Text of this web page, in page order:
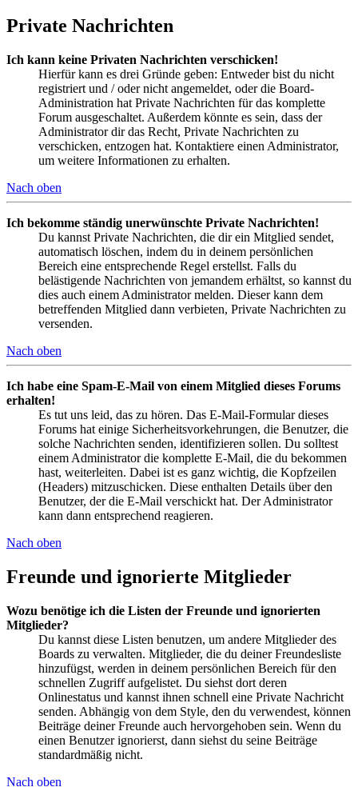
Private Nachrichten
Ich kann keine Privaten Nachrichten verschicken!
Hierfür kann es drei Gründe geben: Entweder bist du nicht
registriert und / oder nicht angemeldet, oder die Board-
Administration hat Private Nachrichten für das komplette
Forum ausgeschaltet. Außerdem könnte es sein, dass der
Administrator dir das Recht, Private Nachrichten zu
verschicken, entzogen hat. Kontaktiere einen Administrator,
um weitere Informationen zu erhalten.
Nach oben
Ich bekomme ständig unerwünschte Private Nachrichten!
Du kannst Private Nachrichten, die dir ein Mitglied sendet,
automatisch löschen, indem du in deinem persönlichen
Bereich eine entsprechende Regel erstellst. Falls du
belästigende Nachrichten von jemandem erhältst, so kannst du
dies auch einem Administrator melden. Dieser kann dem
betreffenden Mitglied dann verbieten, Private Nachrichten zu
versenden.
Nach oben
Ich habe eine Spam-E-Mail von einem Mitglied dieses Forums
erhalten!
Es tut uns leid, das zu hören. Das E-Mail-Formular dieses
Forums hat einige Sicherheitsvorkehrungen, die Benutzer, die
solche Nachrichten senden, identifizieren sollen. Du solltest
einem Administrator die komplette E-Mail, die du bekommen
hast, weiterleiten. Dabei ist es ganz wichtig, die Kopfzeilen
(Headers) mitzuschicken. Diese enthalten Details über den
Benutzer, der die E-Mail verschickt hat. Der Administrator
kann dann entsprechend reagieren.
Nach oben
Freunde und ignorierte Mitglieder
Wozu benötige ich die Listen der Freunde und ignorierten
Mitglieder?
Du kannst diese Listen benutzen, um andere Mitglieder des
Boards zu verwalten. Mitglieder, die du deiner Freundesliste
hinzufügst, werden in deinem persönlichen Bereich für den
schnellen Zugriff aufgelistet. Du siehst dort deren
Onlinestatus und kannst ihnen schnell eine Private Nachricht
senden. Abhängig von dem Style, den du verwendest, können
Beiträge deiner Freunde auch hervorgehoben sein. Wenn du
einen Benutzer ignorierst, dann siehst du seine Beiträge
standardmäßig nicht.
Nach oben